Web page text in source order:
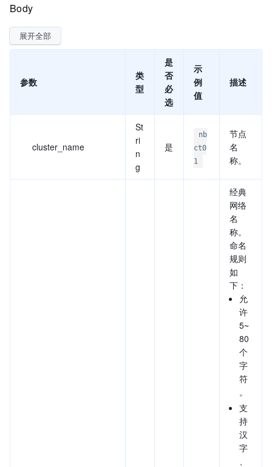
Body
展开全部
参数
类
型
是
否
必
选
示
例
值
描述
cluster_name
St
ri
n
g
是
nb
ct0
1
节点
名
称。
经典
网络
名
称。
命名
规则
如
下：
允
许
5~
80
个
字
符
。
支
持
汉
字